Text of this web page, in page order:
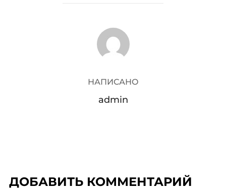
АВТОР ЗАПИСИ
НАПИСАНО
admin
ДОБАВИТЬ КОММЕНТАРИЙ